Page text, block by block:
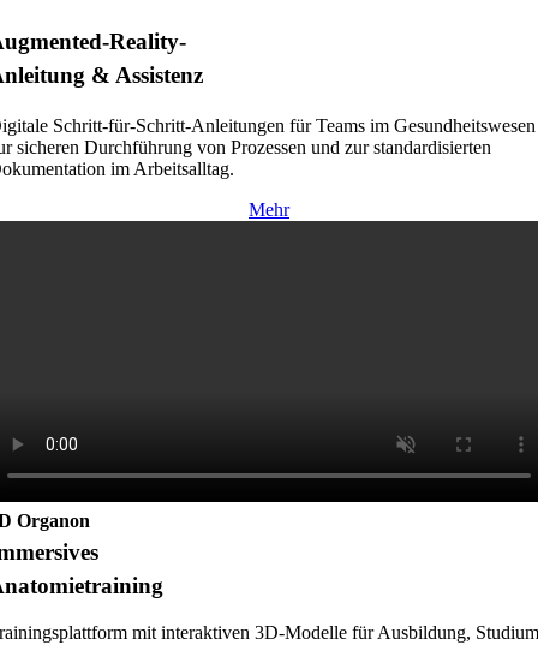
Reality-
& Assistenz
Schritt-für-Schritt-Anleitungen für Teams im Gesundheitswesen
sicheren Durchführung von Prozessen und zur standardisierten
im Arbeitsalltag.
Mehr
Organon
mit interaktiven 3D-Modelle für Ausbildung,